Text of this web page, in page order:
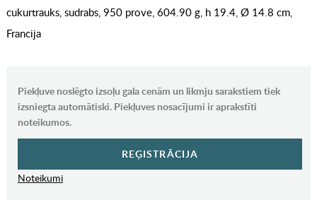
cukurtrauks, sudrabs, 950 prove, 604.90 g, h 19.4, Ø 14.8 cm,
Francija
Piekļuve noslēgto izsoļu gala cenām un likmju sarakstiem tiek
izsniegta automātiski. Piekļuves nosacījumi ir aprakstīti
noteikumos.
REĢISTRĀCIJA
Noteikumi